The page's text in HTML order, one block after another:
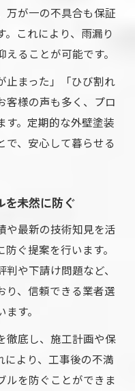
万が一の不具合も保証
これにより、雨漏り
ることが可能です。
止まった」「ひび割れ
客様の声も多く、プロ
す。定期的な外壁塗装
で、安心して暮らせる
を未然に防ぐ
や最新の技術知見を活
ぐ提案を行います。
や下請け問題など、
り、信頼できる業者選
す。
徹底し、施工計画や保
により、工事後の不満
ルを防ぐことができま